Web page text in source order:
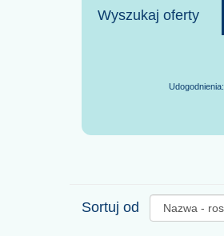
Wyszukaj oferty
Udogodnienia:
Sortuj od